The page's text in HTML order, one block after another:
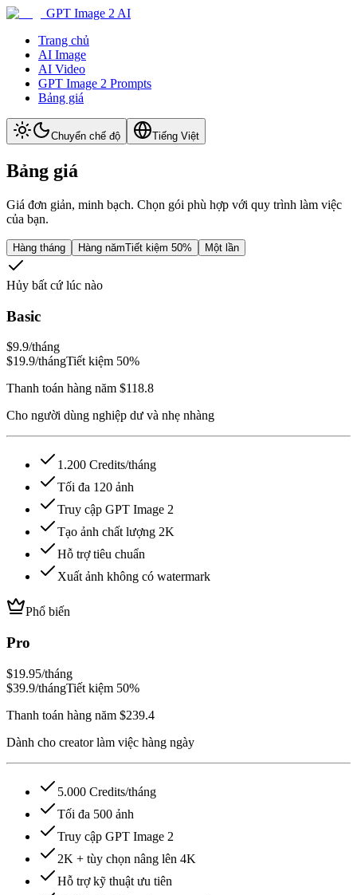
GPT Image 2 AI
Trang chủ
AI Image
AI Video
GPT Image 2 Prompts
Bảng giá
Chuyển chế độ Tiếng Việt
Bảng giá
Giá đơn giản, minh bạch. Chọn gói phù hợp với quy trình làm việc
của bạn.
Hàng tháng Hàng nămTiết kiệm 50% Một lần
Hủy bất cứ lúc nào
Basic
$9.9/tháng
$19.9/thángTiết kiệm 50%
Thanh toán hàng năm $118.8
Cho người dùng nghiệp dư và nhẹ nhàng
1.200 Credits/tháng
Tối đa 120 ảnh
Truy cập GPT Image 2
Tạo ảnh chất lượng 2K
Hỗ trợ tiêu chuẩn
Xuất ảnh không có watermark
Phổ biến
Pro
$19.95/tháng
$39.9/thángTiết kiệm 50%
Thanh toán hàng năm $239.4
Dành cho creator làm việc hàng ngày
5.000 Credits/tháng
Tối đa 500 ảnh
Truy cập GPT Image 2
2K + tùy chọn nâng lên 4K
Hỗ trợ kỹ thuật ưu tiên